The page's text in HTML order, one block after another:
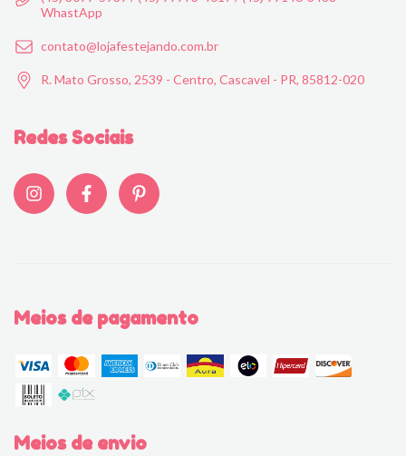
WhastApp
contato@lojafestejando.com.br
R. Mato Grosso, 2539 - Centro, Cascavel - PR, 85812-020
Redes Sociais
Meios de pagamento
Meios de envio